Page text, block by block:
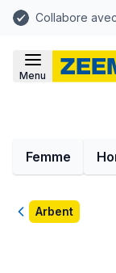
Collabore
Menu
Femme
RetourArbent